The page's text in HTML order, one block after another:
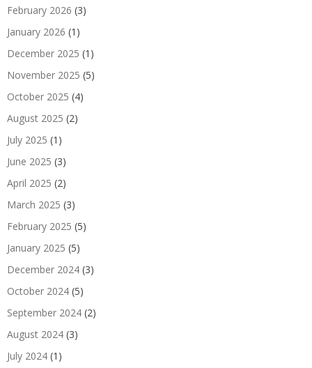
February 2026 (3)
January 2026 (1)
December 2025 (1)
November 2025 (5)
October 2025 (4)
August 2025 (2)
July 2025 (1)
June 2025 (3)
April 2025 (2)
March 2025 (3)
February 2025 (5)
January 2025 (5)
December 2024 (3)
October 2024 (5)
September 2024 (2)
August 2024 (3)
July 2024 (1)